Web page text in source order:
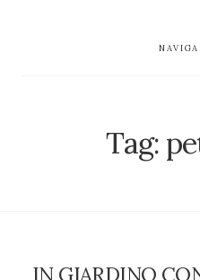
Tag:
IN GIARDINO